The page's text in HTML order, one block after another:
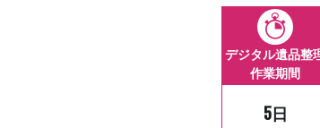
デジタル遺品整
作業期間
5日